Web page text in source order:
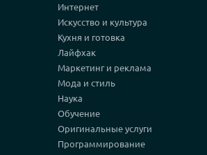
Интернет
Искусство и культура
Кухня и готовка
Лайфхак
Маркетинг и реклама
Мода и стиль
Наука
Обучение
Оригинальные услуги
Программирование